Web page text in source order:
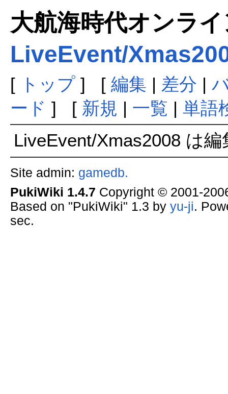
大航海時代オンラ
LiveEvent/
[ トップ] [ 編集 | 差分 |
ード ] [ 新規 | 一覧 | 単語
LiveEvent/Xmas2008 は
Site admin: gamedb.
PukiWiki 1.4.7 Copyright © 2001-
Based on "PukiWiki" 1.3 by yu-ji.
sec.